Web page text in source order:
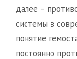
далее –
системы в
понятие
постоянно